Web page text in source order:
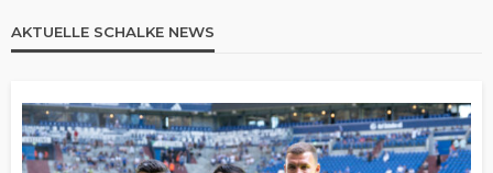
AKTUELLE SCHALKE NEWS